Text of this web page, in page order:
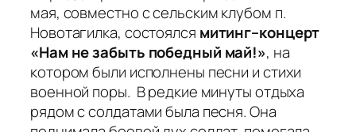
мая, совместно с сельским клубом п.
Новотагилка, состоялся митинг–концерт
«Нам не забыть победный май!», на
котором были исполнены песни и стихи
военной поры. В редкие минуты отдыха
рядом с солдатами была песня. Она